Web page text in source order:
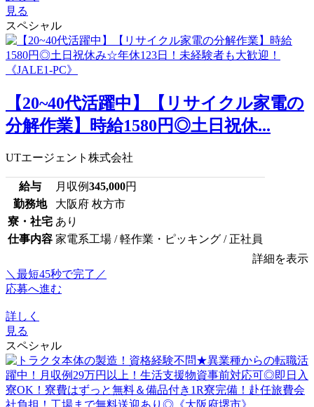
見る
スペシャル
【20~40代活躍中】【リサイクル家電の
分解作業】時給1580円◎土日祝休...
UTエージェント株式会社
給与 月収例345,000円
勤務地
大阪府 枚方市
寮・社宅 あり
仕事内容 家電系工場 / 軽作業・ピッキング / 正社員
詳細を表示
＼最短45秒で完了／
応募へ進む
詳しく
見る
スペシャル